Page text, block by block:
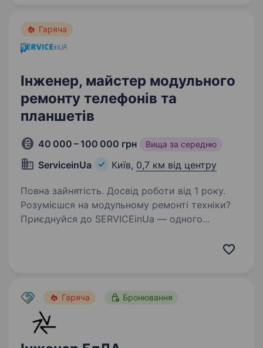
Гаряча
Інженер, майстер модульного
ремонту телефонів та
планшетів
40 000 – 100 000 грн Вища за середню
ServiceinUa Київ, 0,7 км від центру
Повна зайнятість. Досвід роботи від 1 року.
Розумієшся на модульному ремонті техніки?
Приєднуйся до SERVICEinUa — одного
Гаряча Бронювання